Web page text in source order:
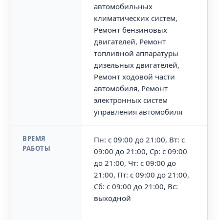
автомобильных
климатических систем,
Ремонт бензиновых
двигателей, Ремонт
топливной аппаратуры
дизельных двигателей,
Ремонт ходовой части
автомобиля, Ремонт
электронных систем
управления автомобиля
ВРЕМЯ
РАБОТЫ
Пн: с 09:00 до 21:00, Вт: с
09:00 до 21:00, Ср: с 09:00
до 21:00, Чт: с 09:00 до
21:00, Пт: с 09:00 до 21:00,
Сб: с 09:00 до 21:00, Вс:
выходной